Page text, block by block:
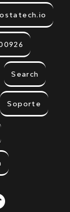
Search
Soporte